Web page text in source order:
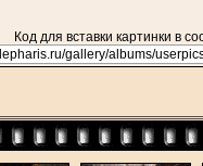
Код для вставки картинки в